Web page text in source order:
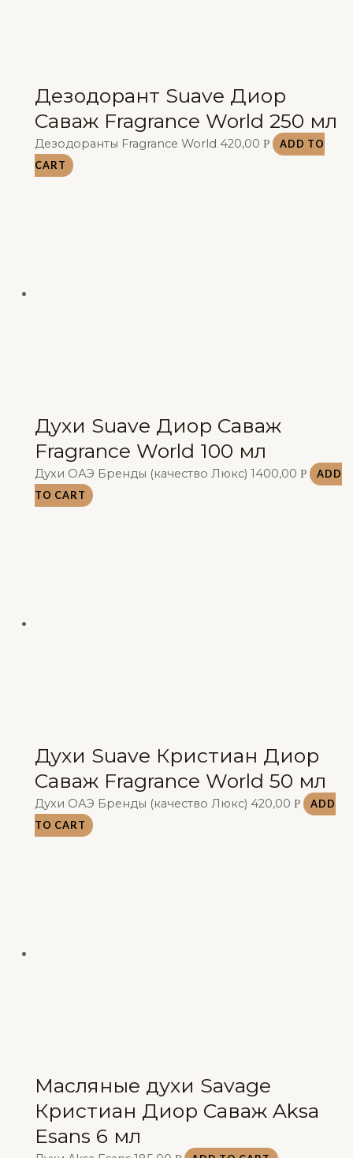
Дезодорант Suave Диор
Саваж Fragrance World 250 мл
Дезодоранты Fragrance World 420,00 Р
ADD TO
CART
Духи Suave Диор Саваж
Fragrance World 100 мл
Духи ОАЭ Бренды (качество Люкс) 1400,00 Р
ADD
TO CART
Духи Suave Кристиан Диор
Саваж Fragrance World 50 мл
Духи ОАЭ Бренды (качество Люкс) 420,00 Р
ADD
TO CART
Масляные духи Savage
Кристиан Диор Саваж Aksa
Esans 6 мл